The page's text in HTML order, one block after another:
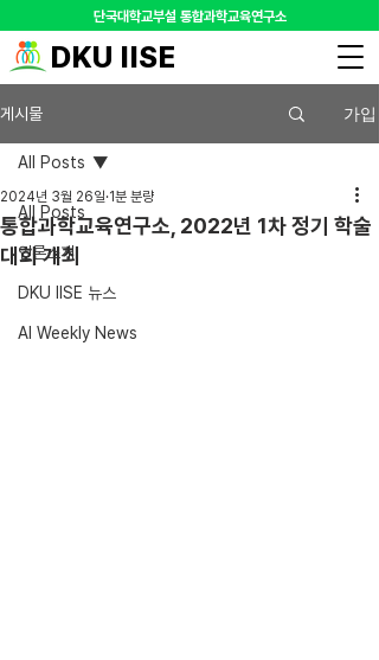
​단국대학교부설 통합과학교육연구소
DKU IISE
게시물 가입
All Posts
언론소개
DKU IISE 뉴스
AI Weekly News
All Posts
통합과학교육연구소, 2022년 1차 정기 학술
대회 개최
2024년 3월 26일 1분 분량